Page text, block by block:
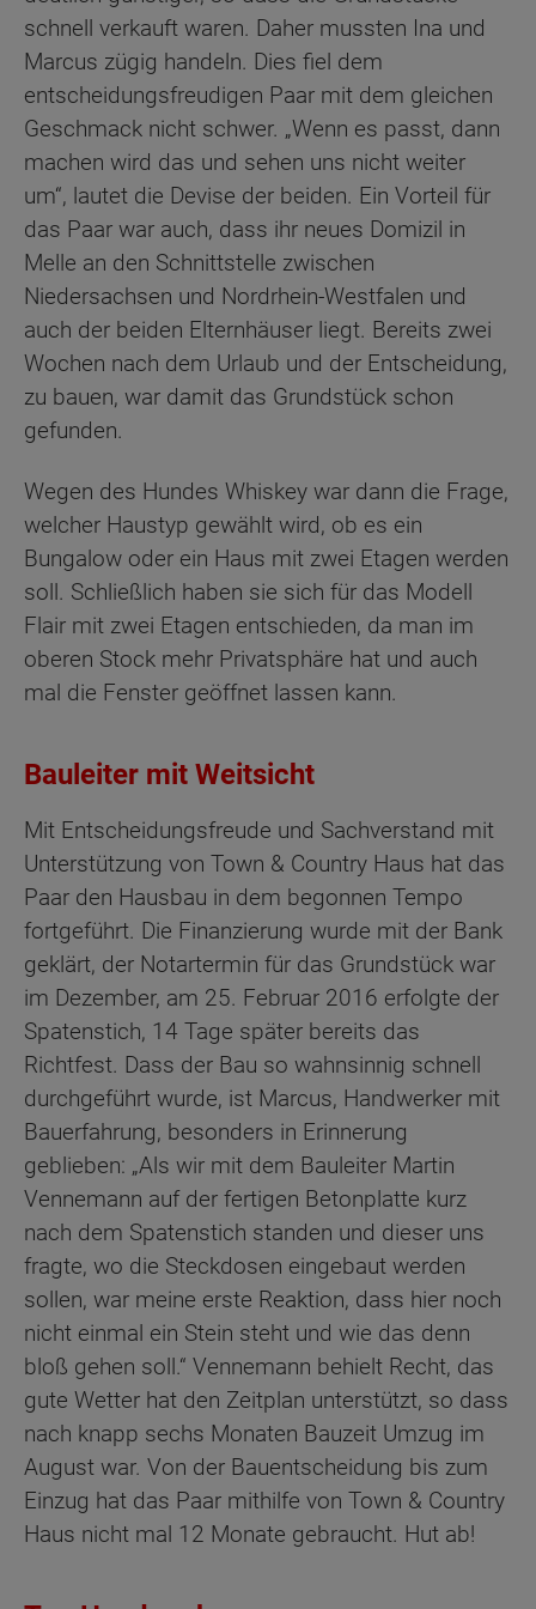
schnell verkauft waren. Daher mussten Ina und
Marcus zügig handeln. Dies fiel dem
entscheidungsfreudigen Paar mit dem gleichen
Geschmack nicht schwer. „Wenn es passt, dann
machen wird das und sehen uns nicht weiter
um“, lautet die Devise der beiden. Ein Vorteil für
das Paar war auch, dass ihr neues Domizil in
Melle an den Schnittstelle zwischen
Niedersachsen und Nordrhein-Westfalen und
auch der beiden Elternhäuser liegt. Bereits zwei
Wochen nach dem Urlaub und der Entscheidung,
zu bauen, war damit das Grundstück schon
gefunden.
Wegen des Hundes Whiskey war dann die Frage,
welcher Haustyp gewählt wird, ob es ein
Bungalow oder ein Haus mit zwei Etagen werden
soll. Schließlich haben sie sich für das Modell
Flair mit zwei Etagen entschieden, da man im
oberen Stock mehr Privatsphäre hat und auch
mal die Fenster geöffnet lassen kann.
Bauleiter mit Weitsicht
Mit Entscheidungsfreude und Sachverstand mit
Unterstützung von Town & Country Haus hat das
Paar den Hausbau in dem begonnen Tempo
fortgeführt. Die Finanzierung wurde mit der Bank
geklärt, der Notartermin für das Grundstück war
im Dezember, am 25. Februar 2016 erfolgte der
Spatenstich, 14 Tage später bereits das
Richtfest. Dass der Bau so wahnsinnig schnell
durchgeführt wurde, ist Marcus, Handwerker mit
Bauerfahrung, besonders in Erinnerung
geblieben: „Als wir mit dem Bauleiter Martin
Vennemann auf der fertigen Betonplatte kurz
nach dem Spatenstich standen und dieser uns
fragte, wo die Steckdosen eingebaut werden
sollen, war meine erste Reaktion, dass hier noch
nicht einmal ein Stein steht und wie das denn
bloß gehen soll.“ Vennemann behielt Recht, das
gute Wetter hat den Zeitplan unterstützt, so dass
nach knapp sechs Monaten Bauzeit Umzug im
August war. Von der Bauentscheidung bis zum
Einzug hat das Paar mithilfe von Town & Country
Haus nicht mal 12 Monate gebraucht. Hut ab!